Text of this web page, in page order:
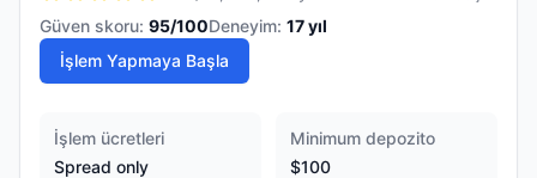
Güven skoru: 95/100Deneyim: 17yıl
İşlem Yapmaya Başla
İşlem ücretleri
Spread only
Minimum depozito
$100